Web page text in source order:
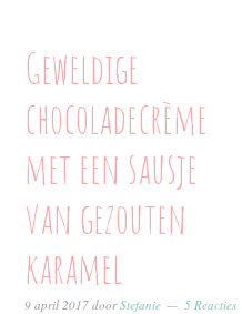
Geweldige
chocoladecrème
met een sausje
van gezouten
karamel
9 april 2017 doorStefanie 5 Reacties